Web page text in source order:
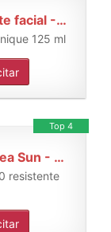
Clinique, Desmaquillante facial - 125 ml.
125 ml
Top 4
Muestras Gratis de Nivea Sun - Crema facial SPF 50
resistente